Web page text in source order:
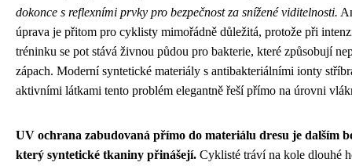
dokonce s reflexními prvky pro bezpečnost za snížené viditelnosti.
úprava je přitom pro cyklisty mimořádně důležitá, protože při
tréninku se pot stává živnou půdou pro bakterie, které způsobují
zápach. Moderní syntetické materiály s antibakteriálními ionty
aktivními látkami tento problém elegantně řeší přímo na úrovni
UV ochrana zabudovaná přímo do materiálu dresu je dalším
který syntetické tkaniny přinášejí. Cyklisté tráví na kole dlouhé